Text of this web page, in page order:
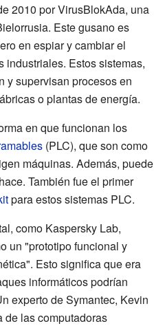
2010 por VirusBlokAda, una
Este gusano es
en espiar y cambiar el
industriales. Estos sistemas,
y supervisan procesos en
o plantas de energía.
en que funcionan los
(PLC), que son como
máquinas. Además, puede
También fue el primer
para estos sistemas PLC.
como Kaspersky Lab,
un "prototipo funcional y
Esto significa que era
informáticos podrían
experto de Symantec, Kevin
de las computadoras